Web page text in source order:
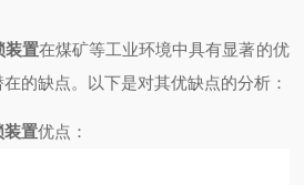
装置在煤矿等工业环境中具有显著的优
的缺点。以下是对其优缺点的分析：
装置优点：